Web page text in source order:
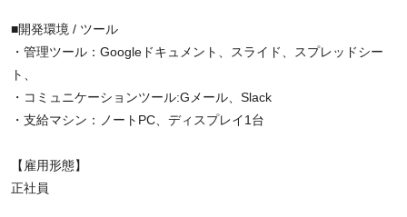
■開発環境 / ツール
・管理ツール：Googleドキュメント、スライド、スプレッドシー
ト、
・コミュニケーションツール:Gメール、Slack
・支給マシン：ノートPC、ディスプレイ1台
【雇用形態】
正社員